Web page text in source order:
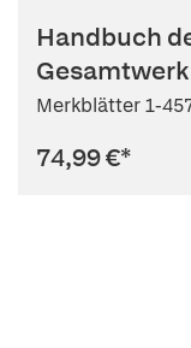
Handbuch
Gesamtwerk
Merkblätter 1-
74,99 €*